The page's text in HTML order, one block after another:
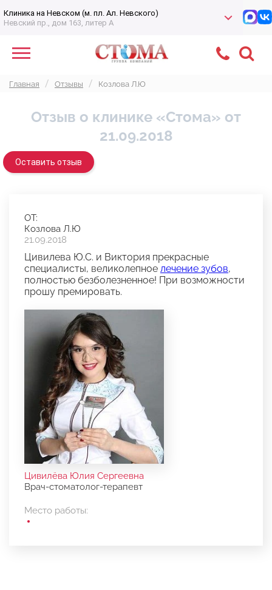
Клиника на Невском (м. пл. Ал. Невского)
Невский пр., дом 163, литер А
Главная Отзывы Козлова Л.Ю
Отзыв о клинике «Стома» от
21.09.2018
Оставить отзыв
Цивилёва Юлия Сергеевна
Врач-стоматолог-терапевт
Место работы:
ОТ:
Козлова Л.Ю
21.09.2018
Цивилева Ю.С. и Виктория прекрасные
специалисты, великолепное лечение зубов,
полностью безболезненное! При возможности
прошу премировать.